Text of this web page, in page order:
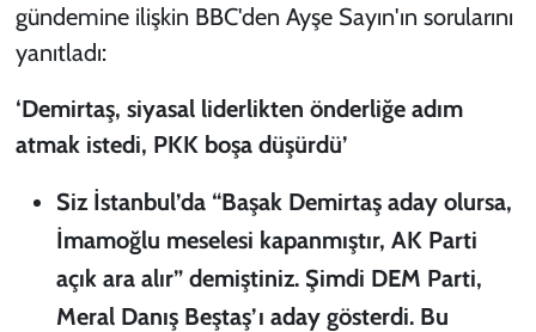
gündemine ilişkin BBC'den Ayşe Sayın'ın sorularını
yanıtladı:
‘Demirtaş, siyasal liderlikten önderliğe adım
atmak istedi, PKK boşa düşürdü’
Siz İstanbul’da “Başak Demirtaş aday olursa,
İmamoğlu meselesi kapanmıştır, AK Parti
açık ara alır” demiştiniz. Şimdi DEM Parti,
Meral Danış Beştaş’ı aday gösterdi. Bu